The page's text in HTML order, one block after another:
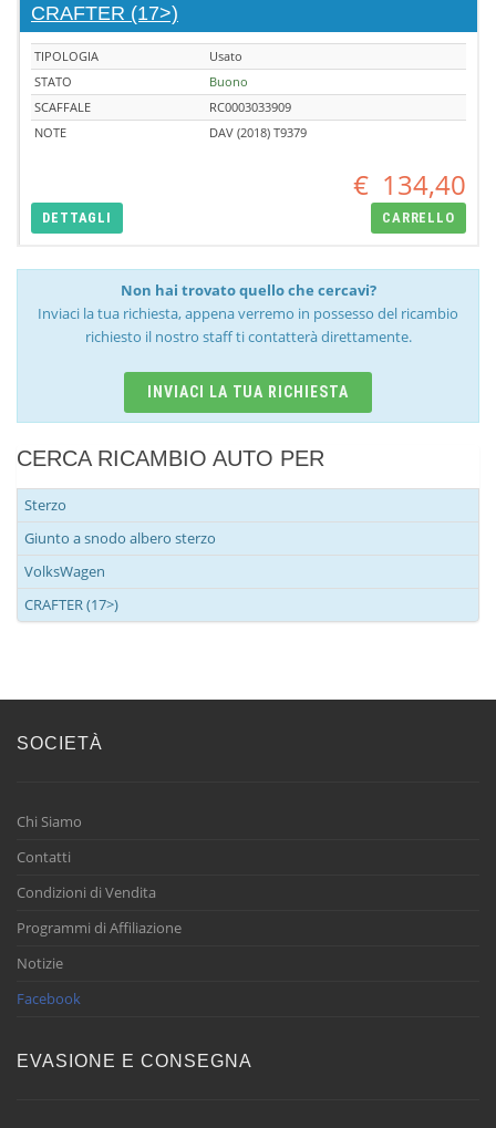
CRAFTER (17>)
TIPOLOGIA
Usato
STATO
Buono
SCAFFALE
RC0003033909
NOTE
DAV (2018) T9379
€ 134,40
DETTAGLI CARRELLO
Non hai trovato quello che cercavi?
Inviaci la tua richiesta, appena verremo in possesso del ricambio
richiesto il nostro staff ti contatterà direttamente.
INVIACI LA TUA RICHIESTA
CERCA RICAMBIO AUTO PER
Sterzo
Giunto a snodo albero sterzo
VolksWagen
CRAFTER (17>)
SOCIETÀ
Chi Siamo
Contatti
Condizioni di Vendita
Programmi di Affiliazione
Notizie
Facebook
EVASIONE E CONSEGNA